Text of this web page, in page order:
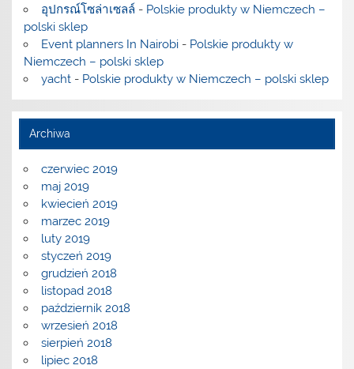
อุปกรณ์โซล่าเซลล์ - Polskie produkty w Niemczech –
polski sklep
Event planners In Nairobi- Polskie produkty w
Niemczech – polski sklep
yacht- Polskie produkty w Niemczech – polski sklep
Archiwa
czerwiec 2019
maj 2019
kwiecień 2019
marzec 2019
luty 2019
styczeń 2019
grudzień 2018
listopad 2018
październik 2018
wrzesień 2018
sierpień 2018
lipiec 2018